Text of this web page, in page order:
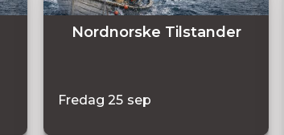
Nordnorske Tilstander
Fredag 25 sep